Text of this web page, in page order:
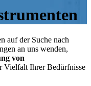
auf der Suche nach
an uns wenden,
von
Vielfalt Ihrer Bedürfnisse